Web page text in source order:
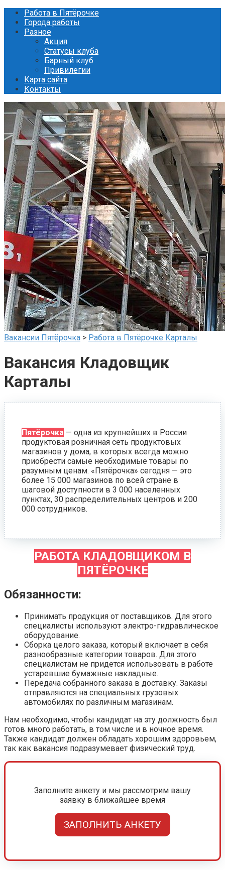
Перейти
контенту
Работа в Пятёрочке
Города работы
Разное
Акция
Статусы клуба
Барный клуб
Привилегии
Карта сайта
Контакты
Вакансии Пятёрочка > Работа в Пятёрочке Карталы
Вакансия Кладовщик
Карталы
Пятёрочка — одна из крупнейших в России
продуктовая розничная сеть продуктовых
магазинов у дома, в которых всегда можно
приобрести самые необходимые товары по
разумным ценам. «Пятёрочка» сегодня — это
более 15 000 магазинов по всей стране в
шаговой доступности в 3 000 населенных
пунктах, 30 распределительных центров и 200
000 сотрудников.
РАБОТА КЛАДОВЩИКОМ В
ПЯТЁРОЧКЕ
Обязанности:
Принимать продукция от поставщиков. Для этого
специалисты используют электро-гидравлическое
оборудование.
Сборка целого заказа, который включает в себя
разнообразные категории товаров. Для этого
специалистам не придется использовать в работе
устаревшие бумажные накладные.
Передача собранного заказа в доставку. Заказы
отправляются на специальных грузовых
автомобилях по различным магазинам.
Нам необходимо, чтобы кандидат на эту должность был
готов много работать, в том числе и в ночное время.
Также кандидат должен обладать хорошим здоровьем,
так как вакансия подразумевает физический труд.
Заполните анкету и мы рассмотрим вашу
заявку в ближайшее время
ЗАПОЛНИТЬ АНКЕТУ